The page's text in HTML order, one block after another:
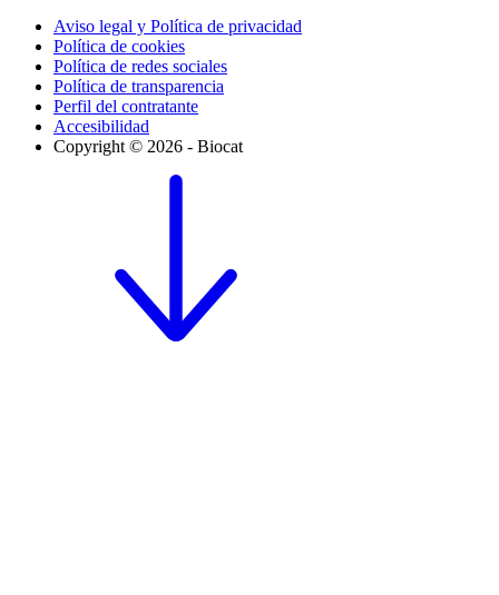
Aviso legal y Política de privacidad
Política de cookies
Política de redes sociales
Política de transparencia
Perfil del contratante
Accesibilidad
Copyright © 2026 - Biocat